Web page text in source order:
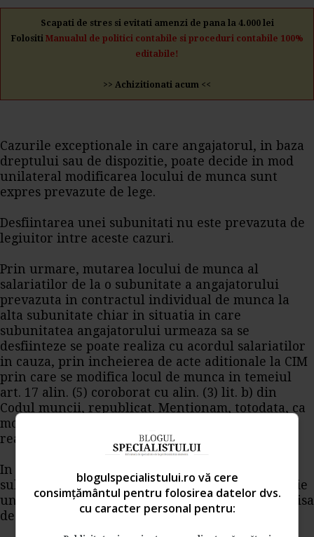
Scapati de stres si evitati amenzi de pana la 4.000 lei
Folositi Manualul de politici contabile si proceduri contabile 100%
editabile!
>> Achizitionati acum <<
Cazurile exceptionale in care angajatorul, in baza
dreptului sau de dispozitie, poate decide in mod
unilateral modificarea locului de munca sunt
expres prevazute de lege.
Desfiintarea unei subunitati nu este prevazuta de
legiuitor intre aceste cazuri.
Prin urmare, mutarea locului de munca al
salariatilor de la o subunitate a angajatorului
prevazuta in contractul individual de munca la
alta subunitate chiar in situatia in care
subunitatea angajatorului urmeaza sa se
desfiinteze se poate realiza cu acordul salariatilor
in cauza, prin incheierea de acte aditionale la CIM
prin care se modifica locul de munca in temeiul
art. 17 alin. (5) coroborat cu alin. (3) lit. b) din
Codul muncii, republicat. Mentionam, totodata, ca
modificarea altor elemente ale CIM o veti putea
realiza prin acelasi act aditional.
In concluzie, trecerea salariatilor la o alta
subunitate nu o veti putea realiza printr-o decizie
unilaterala de modificare a locului de munca emisa
de angajator, ci prin act aditional.
blogulspecialistului.ro vă cere
consimțământul pentru folosirea datelor dvs.
cu caracter personal pentru: